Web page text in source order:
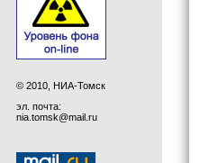
© 2010, НИА-Томск
эл. почта:
nia.tomsk@mail.ru